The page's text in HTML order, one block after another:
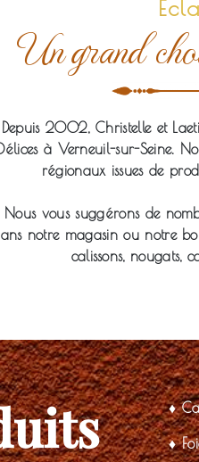
Un grand
Depuis 2002, Christelle et
Délices à Verneuil-sur-Seine.
régionaux issues de
Nous vous suggérons de
notre magasin ou notre
calissons, nougats,
♦
♦